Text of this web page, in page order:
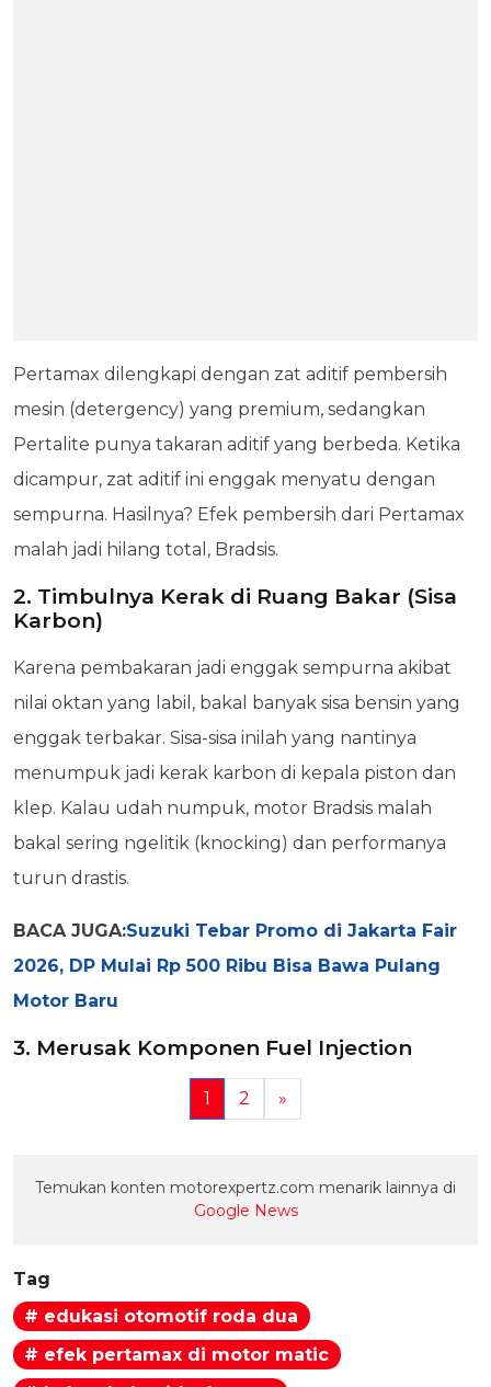
Pertamax dilengkapi dengan zat aditif pembersih
mesin (detergency) yang premium, sedangkan
Pertalite punya takaran aditif yang berbeda. Ketika
dicampur, zat aditif ini enggak menyatu dengan
sempurna. Hasilnya? Efek pembersih dari Pertamax
malah jadi hilang total, Bradsis.
2. Timbulnya Kerak di Ruang Bakar (Sisa
Karbon)
Karena pembakaran jadi enggak sempurna akibat
nilai oktan yang labil, bakal banyak sisa bensin yang
enggak terbakar. Sisa-sisa inilah yang nantinya
menumpuk jadi kerak karbon di kepala piston dan
klep. Kalau udah numpuk, motor Bradsis malah
bakal sering ngelitik (knocking) dan performanya
turun drastis.
BACA JUGA:Suzuki Tebar Promo di Jakarta Fair
2026, DP Mulai Rp 500 Ribu Bisa Bawa Pulang
Motor Baru
3. Merusak Komponen Fuel Injection
1 2 »
Temukan konten motorexpertz.com menarik lainnya di
Google News
Tag
# edukasi otomotif roda dua
# efek pertamax di motor matic